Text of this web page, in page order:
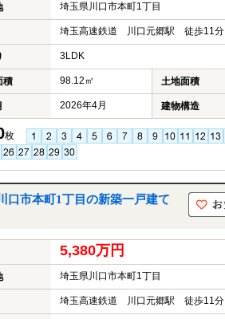
埼玉県川口市本町1丁目
埼玉高速鉄道 川口元郷駅 徒歩11分
3LDK
積 98.12㎡ 土地面積
2026年4月 建物構造
枚
口市本町1丁目の新築一戸建て
5,380万円
埼玉県川口市本町1丁目
埼玉高速鉄道 川口元郷駅 徒歩11分